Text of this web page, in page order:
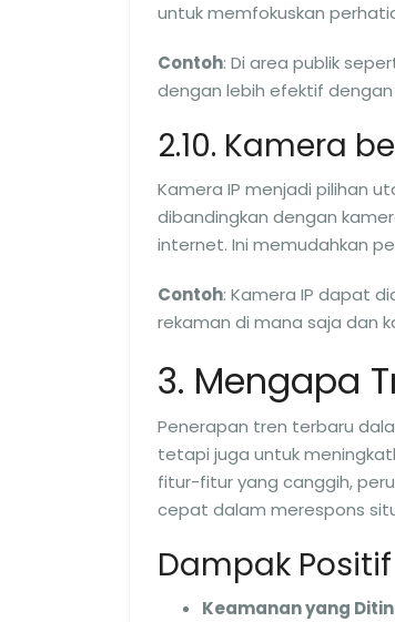
untuk memfokuskan
Contoh: Di area publik
dengan lebih efektif
2.10. Kamera
Kamera IP menjadi pilihan
dibandingkan dengan
internet. Ini memudahkan
Contoh: Kamera IP dapat
rekaman di mana saja dan
3. Mengapa
Penerapan tren terbaru
tetapi juga untuk
fitur-fitur yang canggih,
cepat dalam merespons
Dampak Positif
Keamanan yang